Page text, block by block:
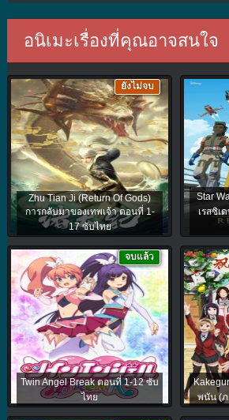
อนิเมะเรื่องที่คุณอาจสนใจ
Zhu Tian Ji (Return Of Gods)
การกลับมาของเทพเจ้า ตอนที่ 1-
17 ซับไทย
ยังไม่จบ
Star
เรสซิเ
Twin Angel Break ตอนที่ 1-12 ซับ
ไทย
จบแล้ว
พนัน (ภ